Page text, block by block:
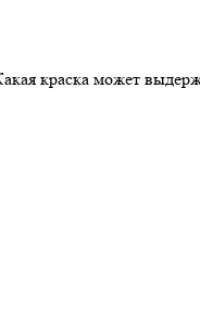
краска может